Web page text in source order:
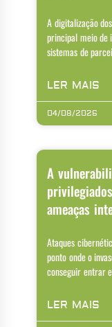
A digitalização
principal meio de
sistemas de
LER MAIS
04/08/2026
A
ameaças
Ataques
ponto onde o
conseguir entrar
LER MAIS